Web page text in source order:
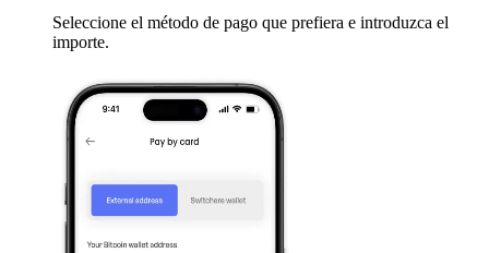
Seleccione el método de pago que prefiera e introduzca el
importe.